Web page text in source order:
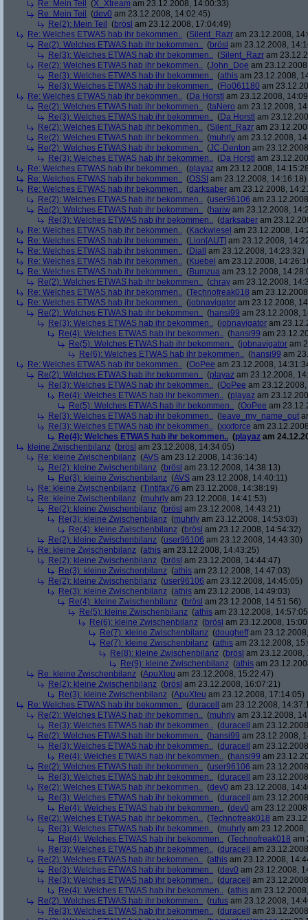
Re: Mein Teil
(X_Xtream am 23.12.2008, 14:00:33)
Re: Mein Teil
(dev0 am 23.12.2008, 14:02:45)
Re(2): Mein Teil
(brösl am 23.12.2008, 17:04:49)
Re: Welches ETWAS hab ihr bekommen.. (Silent_Razr am 23.12.2008,
Re(2): Welches ETWAS hab ihr bekommen.. (brösl am 23.12.2008,
Re(3): Welches ETWAS hab ihr bekommen.. (Silent_Razr am
Re(2): Welches ETWAS hab ihr bekommen.. (John_Doe am
Re(3): Welches ETWAS hab ihr bekommen.. (athis am 23.12.2008,
Re(3): Welches ETWAS hab ihr bekommen.. (Flo061180 am
Re: Welches ETWAS hab ihr bekommen.. (Da Horstl am 23.12.2008,
Re(2): Welches ETWAS hab ihr bekommen.. (taNero am 23.12.2008,
Re(3): Welches ETWAS hab ihr bekommen.. (Da Horstl am
Re(2): Welches ETWAS hab ihr bekommen.. (Silent_Razr am
Re(2): Welches ETWAS hab ihr bekommen.. (muhrly am 23.12.2008,
Re(2): Welches ETWAS hab ihr bekommen.. (JC-Denton am
Re(3): Welches ETWAS hab ihr bekommen.. (Da Horstl am
Re: Welches ETWAS hab ihr bekommen.. (playaz am 23.12.2008,
Re: Welches ETWAS hab ihr bekommen.. (OSSI am 23.12.2008, 14:16:18)
Re: Welches ETWAS hab ihr bekommen.. (darksaber am 23.12.2008,
Re(2): Welches ETWAS hab ihr bekommen.. (user96106 am
Re(2): Welches ETWAS hab ihr bekommen.. (hariw am 23.12.2008,
Re(3): Welches ETWAS hab ihr bekommen.. (darksaber am
Re: Welches ETWAS hab ihr bekommen.. (Kackwiesel am 23.12.2008,
Re: Welches ETWAS hab ihr bekommen.. (Lion[AUT] am 23.12.2008,
Re: Welches ETWAS hab ihr bekommen.. (Diall
am 23.12.2008, 14:23:32)
Re: Welches ETWAS hab ihr bekommen.. (Kuebel am 23.12.2008,
Re: Welches ETWAS hab ihr bekommen.. (Bumzua am 23.12.2008,
Re(2): Welches ETWAS hab ihr bekommen.. (chray am 23.12.2008,
Re: Welches ETWAS hab ihr bekommen.. (Technofreak018 am
Re: Welches ETWAS hab ihr bekommen.. (jobnavigator am 23.12.2008,
Re(2): Welches ETWAS hab ihr bekommen.. (hansi99 am 23.12.2008,
Re(3): Welches ETWAS hab ihr bekommen.. (jobnavigator am
Re(4): Welches ETWAS hab ihr bekommen.. (hansi99 am
Re(5): Welches ETWAS hab ihr bekommen.. (jobnavigator am
Re(6): Welches ETWAS hab ihr bekommen.. (hansi99 am
Re: Welches ETWAS hab ihr bekommen.. (OoPee am 23.12.2008,
Re(2): Welches ETWAS hab ihr bekommen.. (playaz am 23.12.2008,
Re(3): Welches ETWAS hab ihr bekommen.. (OoPee am
Re(4): Welches ETWAS hab ihr bekommen.. (playaz am
Re(5): Welches ETWAS hab ihr bekommen.. (OoPee am
Re(3): Welches ETWAS hab ihr bekommen.. ( leave_my_name_out
Re(3): Welches ETWAS hab ihr bekommen.. (xxxforce am
Re(4): Welches ETWAS hab ihr bekommen.. (playaz am
kleine Zwischenbilanz (brösl am 23.12.2008, 14:34:05)
Re: kleine Zwischenbilanz (AVS am 23.12.2008, 14:36:14)
Re(2): kleine Zwischenbilanz (brösl am 23.12.2008, 14:38:13)
Re(3): kleine Zwischenbilanz (AVS am 23.12.2008, 14:40:11)
Re: kleine Zwischenbilanz (Tintifax76 am 23.12.2008, 14:38:19)
Re: kleine Zwischenbilanz (muhrly am 23.12.2008, 14:41:53)
Re(2): kleine Zwischenbilanz (brösl am 23.12.2008, 14:43:21)
Re(3): kleine Zwischenbilanz (muhrly am 23.12.2008, 14:53:03)
Re(4): kleine Zwischenbilanz (brösl am 23.12.2008, 14:54:32)
Re(2): kleine Zwischenbilanz (user96106 am 23.12.2008, 14:43:30)
Re: kleine Zwischenbilanz (athis am 23.12.2008, 14:43:25)
Re(2): kleine Zwischenbilanz (brösl am 23.12.2008, 14:44:47)
Re(3): kleine Zwischenbilanz (athis am 23.12.2008, 14:47:03)
Re(2): kleine Zwischenbilanz (user96106 am 23.12.2008, 14:45:05)
Re(3): kleine Zwischenbilanz (athis am 23.12.2008, 14:49:03)
Re(4): kleine Zwischenbilanz (brösl am 23.12.2008, 14:51:56)
Re(5): kleine Zwischenbilanz (athis am 23.12.2008,
Re(6): kleine Zwischenbilanz (brösl am 23.12.2008,
Re(7): kleine Zwischenbilanz (dougheffam
Re(7): kleine Zwischenbilanz (athis am 23.12.2008,
Re(8): kleine Zwischenbilanz (brösl am 23.12.2008,
Re(9): kleine Zwischenbilanz (athis am
Re: kleine Zwischenbilanz (ApuXteu am 23.12.2008, 15:22:47)
Re(2): kleine Zwischenbilanz (brösl am 23.12.2008, 16:07:21)
Re(3): kleine Zwischenbilanz (ApuXteu am 23.12.2008, 17:14:05)
Re: Welches ETWAS hab ihr bekommen.. (duracell
am 23.12.2008,
Re(2): Welches ETWAS hab ihr bekommen.. (muhrly am 23.12.2008,
Re(3): Welches ETWAS hab ihr bekommen.. (duracell
am
Re(2): Welches ETWAS hab ihr bekommen.. (hansi99 am 23.12.2008,
Re(3): Welches ETWAS hab ihr bekommen.. (duracell
am
Re(4): Welches ETWAS hab ihr bekommen.. (hansi99 am
Re(2): Welches ETWAS hab ihr bekommen.. (user96106 am
Re(3): Welches ETWAS hab ihr bekommen.. (duracell
am
Re(2): Welches ETWAS hab ihr bekommen.. (dev0 am 23.12.2008,
Re(3): Welches ETWAS hab ihr bekommen.. (duracell
am
Re(4): Welches ETWAS hab ihr bekommen.. (dev0 am
Re(2): Welches ETWAS hab ihr bekommen.. (Technofreak018 am
Re(3): Welches ETWAS hab ihr bekommen.. (muhrly am
Re(4): Welches ETWAS hab ihr bekommen.. (Technofreak018 am
Re(3): Welches ETWAS hab ihr bekommen.. (duracell
am
Re(2): Welches ETWAS hab ihr bekommen.. (athis am 23.12.2008,
Re(3): Welches ETWAS hab ihr bekommen.. (dev0 am 23.12.2008,
Re(3): Welches ETWAS hab ihr bekommen.. (duracell
am
Re(4): Welches ETWAS hab ihr bekommen.. (athis am
Re(2): Welches ETWAS hab ihr bekommen.. (rufus am 23.12.2008,
Re(3): Welches ETWAS hab ihr bekommen.. (duracell
am